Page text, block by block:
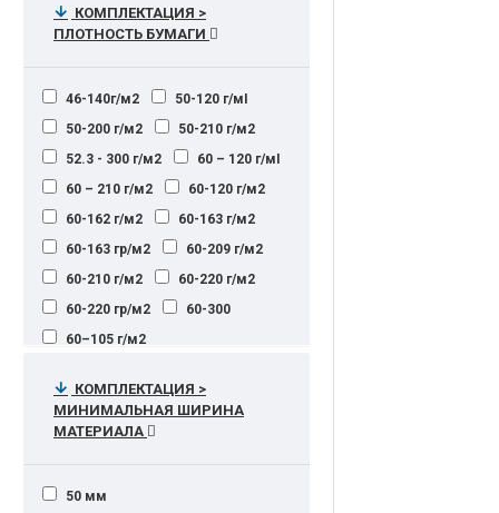
КОМПЛЕКТАЦИЯ >
ПЛОТНОСТЬ БУМАГИ
46-140г/м2
50-120 г/мІ
50-200 г/м2
50-210 г/м2
52.3 - 300 г/м2
60 – 120 г/мІ
60 – 210 г/м2
60-120 г/м2
60-162 г/м2
60-163 г/м2
60-163 гр/м2
60-209 г/м2
60-210 г/м2
60-220 г/м2
60-220 гр/м2
60-300
60–105 г/м2
162 г/м2 (лоток ручной подачи)
60–120 гр/мІ
60–220 г/мІ
60–220 гр/м²
64-157 г/м2
64-271 г/м2
64-300 г/м2
КОМПЛЕКТАЦИЯ >
МИНИМАЛЬНАЯ ШИРИНА
МАТЕРИАЛА
50 мм